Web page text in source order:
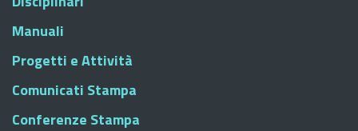
Manuali
Progetti e Attività
Comunicati Stampa
Conferenze Stampa